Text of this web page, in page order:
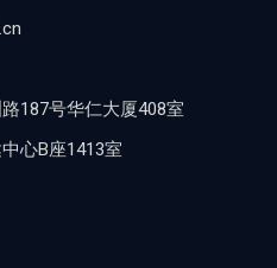
187号华仁大厦408室
心B座1413室